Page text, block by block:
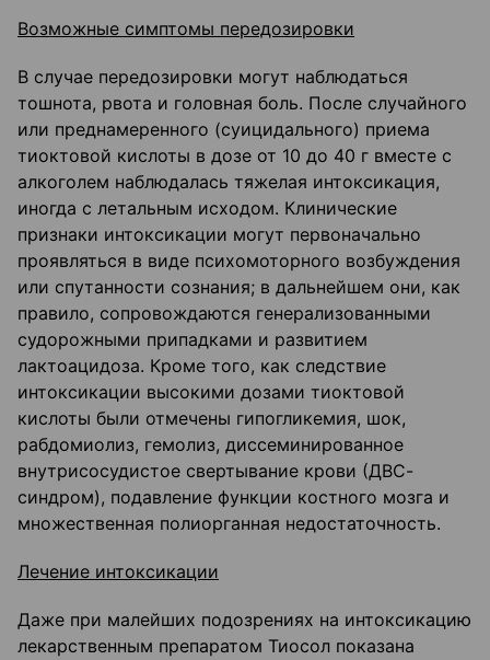
Возможные симптомы передозировки
В случае передозировки могут наблюдаться
тошнота, рвота и головная боль. После случайного
или преднамеренного (суицидального) приема
тиоктовой кислоты в дозе от 10 до 40 г вместе с
алкоголем наблюдалась тяжелая интоксикация,
иногда с летальным исходом. Клинические
признаки интоксикации могут первоначально
проявляться в виде психомоторного возбуждения
или спутанности сознания; в дальнейшем они, как
правило, сопровождаются генерализованными
судорожными припадками и развитием
лактоацидоза. Кроме того, как следствие
интоксикации высокими дозами тиоктовой
кислоты были отмечены гипогликемия, шок,
рабдомиолиз, гемолиз, диссеминированное
внутрисосудистое свертывание крови (ДВС-
синдром), подавление функции костного мозга и
множественная полиорганная недостаточность.
Лечение интоксикации
Даже при малейших подозрениях на интоксикацию
лекарственным препаратом Тиосол показана